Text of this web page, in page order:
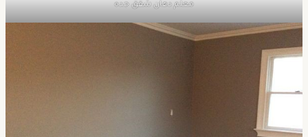
معلم دهان شقق جده